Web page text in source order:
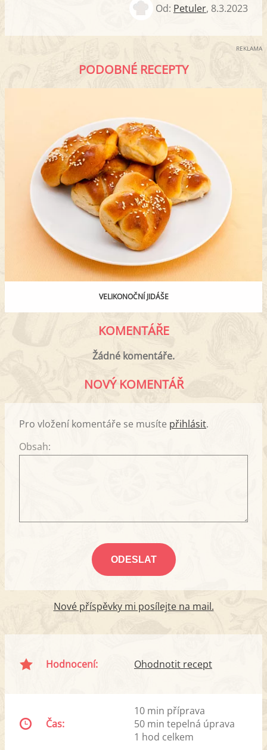
Od: Petuler, 8.3.2023
REKLAMA
PODOBNÉ RECEPTY
VELIKONOČNÍ JIDÁŠE
KOMENTÁŘE
Žádné komentáře.
NOVÝ KOMENTÁŘ
Pro vložení komentáře se musíte přihlásit.
Obsah:
Nové příspěvky mi posílejte na mail.
Hodnocení: Ohodnotit recept
Čas:
10 min příprava
50 min tepelná úprava
1 hod celkem